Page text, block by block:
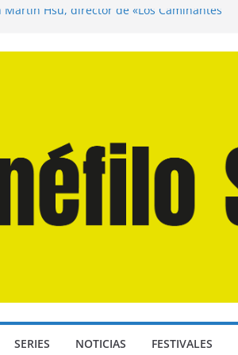
Martín Hsu, director de «Los Caminantes
SERIES NOTICIAS FESTIVALES